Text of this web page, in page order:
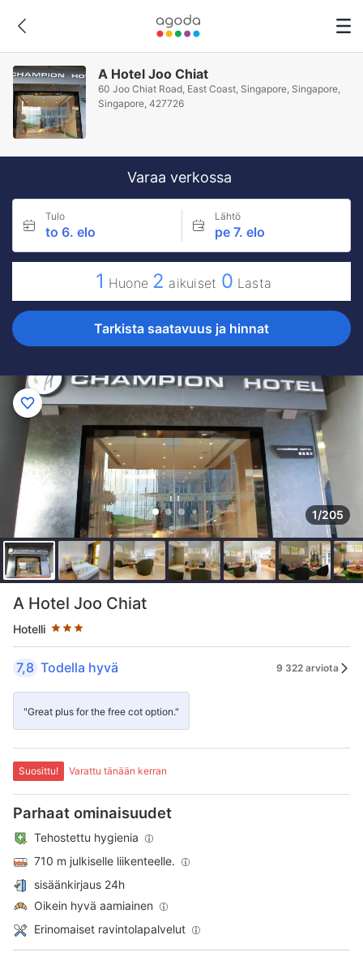
A Hotel Joo Chiat
60 Joo Chiat Road, East Coast, Singapore, Singapore,
Singapore, 427726
Varaa verkossa
Tulo
to 6. elo
Lähtö
pe 7. elo
1 Huone 2 aikuiset 0 Lasta
Tarkista saatavuus ja hinnat
1/205
A Hotel Joo Chiat
Hotelli
Tähtiluokitus 3 tähteä
7,8 Todella hyvä 9 322 arviota
"Great plus for the free cot option."
Suosittu! Varattu tänään kerran
Parhaat ominaisuudet
Tehostettu hygienia
710 m julkiselle liikenteelle.
sisäänkirjaus 24h
Oikein hyvä aamiainen
Erinomaiset ravintolapalvelut